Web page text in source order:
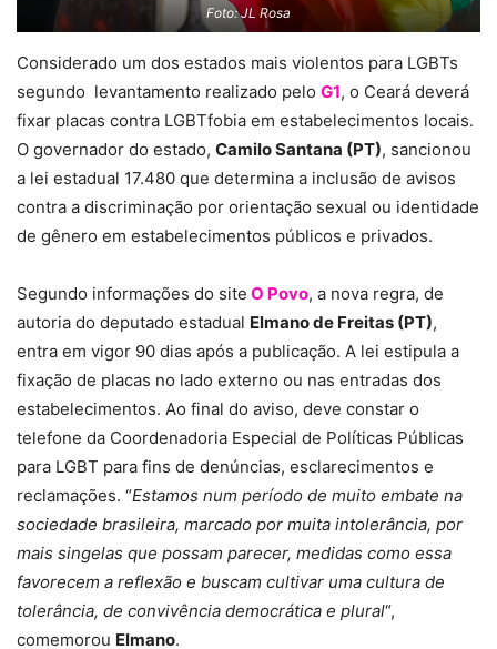
Foto: JL Rosa
Considerado um dos estados mais violentos para LGBTs
segundo levantamento realizado pelo G1, o Ceará deverá
fixar placas contra LGBTfobia em estabelecimentos locais.
O governador do estado, Camilo Santana (PT), sancionou
a lei estadual 17.480 que determina a inclusão de avisos
contra a discriminação por orientação sexual ou identidade
de gênero em estabelecimentos públicos e privados.
Segundo informações do site O Povo, a nova regra, de
autoria do deputado estadual Elmano de Freitas (PT),
entra em vigor 90 dias após a publicação. A lei estipula a
fixação de placas no lado externo ou nas entradas dos
estabelecimentos. Ao final do aviso, deve constar o
telefone da Coordenadoria Especial de Políticas Públicas
para LGBT para fins de denúncias, esclarecimentos e
reclamações. “Estamos num período de muito embate na
sociedade brasileira, marcado por muita intolerância, por
mais singelas que possam parecer, medidas como essa
favorecem a reflexão e buscam cultivar uma cultura de
tolerância, de convivência democrática e plural“,
comemorou Elmano.